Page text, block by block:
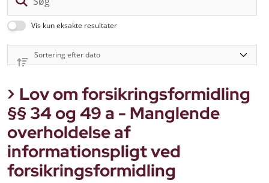
Vis kun eksakte resultater
Lov om forsikringsformidling
§§ 34 og 49 a - Manglende
overholdelse af
informationspligt ved
forsikringsformidling